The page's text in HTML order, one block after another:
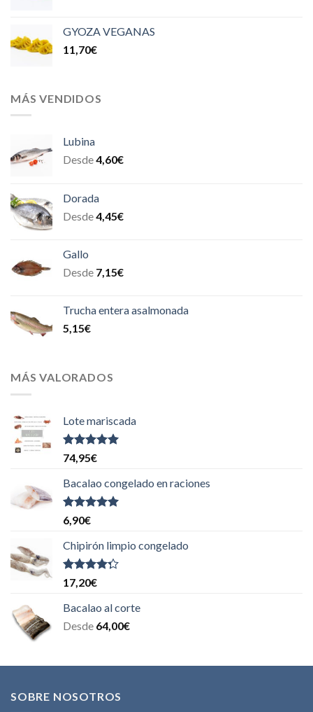
GYOZA VEGANAS
11,70€
MÁS VENDIDOS
Lubina
Desde4,60€
Dorada
Desde4,45€
Gallo
Desde 7,15€
Trucha entera asalmonada
5,15€
MÁS VALORADOS
Lote mariscada
Valorado
con
5
74,95€
Bacalao congelado en raciones
Valorado
con
5
6,90€
Chipirón limpio congelado
Valorado
con
de 5
17,20€
Bacalao al corte
Desde 64,00€
SOBRE NOSOTROS